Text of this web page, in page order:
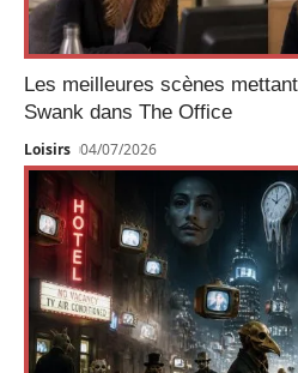
Les meilleures scènes
Swank dans The Office
Loisirs 04/07/2026